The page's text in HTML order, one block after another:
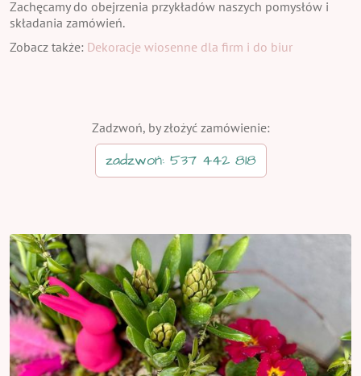
Zachęcamy do obejrzenia przykładów naszych pomysłów i
składania zamówień.
Zobacz także: Dekoracje wiosenne dla firm i do biur
Zadzwoń, by złożyć zamówienie:
zadzwoń: 537 442 818